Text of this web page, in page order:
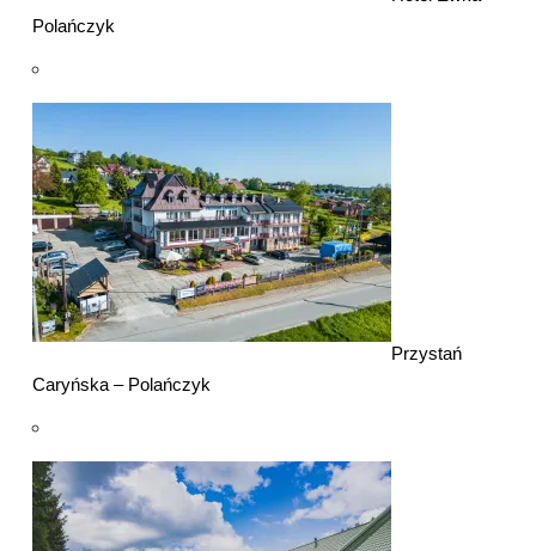
Polańczyk
Przystań
Caryńska – Polańczyk